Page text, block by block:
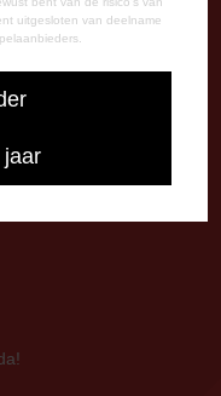
uitgesloten van deelname
jaar